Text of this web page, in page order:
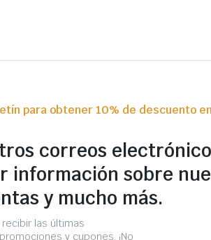
para obtener 10% de descuento en
correos
información sobre
y mucho más.
las últimas
y cupones. ¡No